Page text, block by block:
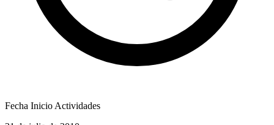
Fecha Inicio Actividades